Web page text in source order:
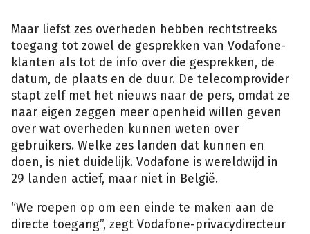
Maar liefst zes overheden hebben rechtstreeks
toegang tot zowel de gesprekken van Vodafone-
klanten als tot de info over die gesprekken, de
datum, de plaats en de duur. De telecomprovider
stapt zelf met het nieuws naar de pers, omdat ze
naar eigen zeggen meer openheid willen geven
over wat overheden kunnen weten over
gebruikers. Welke zes landen dat kunnen en
doen, is niet duidelijk. Vodafone is wereldwijd in
29 landen actief, maar niet in België.
“We roepen op om een einde te maken aan de
directe toegang”, zegt Vodafone-privacydirecteur